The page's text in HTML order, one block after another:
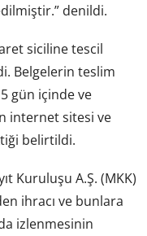
denildi.
siciline tescil
Belgelerin teslim
gün içinde ve
internet sitesi ve
belirtildi.
Kuruluşu A.Ş. (MKK)
ihracı ve bunlara
izlenmesinin